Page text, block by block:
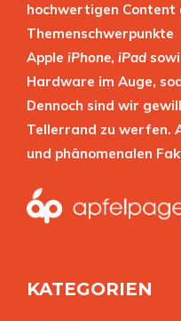
hochwertigen
Themenschwerpunkte
Apple iPhone, iPad
Hardware im Auge,
Dennoch sind wir
Tellerrand zu werfen.
und phänomenalen
KATEGORIEN